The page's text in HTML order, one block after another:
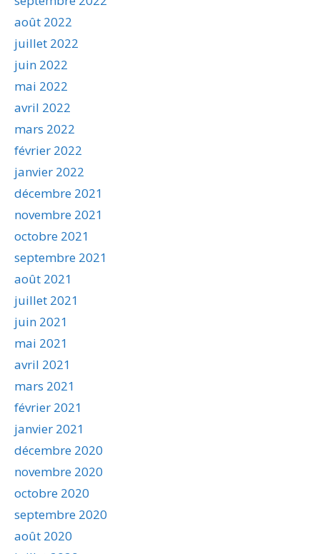
août 2022
juillet 2022
juin 2022
mai 2022
avril 2022
mars 2022
février 2022
janvier 2022
décembre 2021
novembre 2021
octobre 2021
septembre 2021
août 2021
juillet 2021
juin 2021
mai 2021
avril 2021
mars 2021
février 2021
janvier 2021
décembre 2020
novembre 2020
octobre 2020
septembre 2020
août 2020